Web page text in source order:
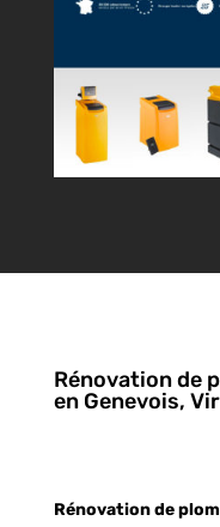
Rénovation de
en Genevois,
Rénovation de